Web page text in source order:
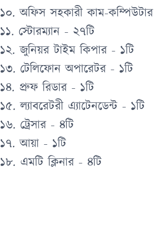
১০. অফিস সহকারী কাম-কম্পিউটার
১১. স্টোরম্যান - ২৭টি
১২. জুনিয়র টাইম কিপার - ১টি
১৩. টেলিফোন অপারেটর - ১টি
১৪. প্রুফ রিডার - ১টি
১৫. ল্যাবরেটরী এ্যাটেনডেন্ট - ১টি
১৬. ট্রেসার - ৪টি
১৭. আয়া - ১টি
১৮. এমটি ক্লিনার - ৪টি